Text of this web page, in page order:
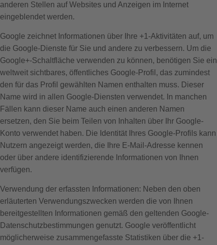
anderen Stellen auf Websites und Anzeigen im Internet
eingeblendet werden.
Google zeichnet Informationen über Ihre +1-Aktivitäten auf, um
die Google-Dienste für Sie und andere zu verbessern. Um die
Google+-Schaltfläche verwenden zu können, benötigen Sie ein
weltweit sichtbares, öffentliches Google-Profil, das zumindest
den für das Profil gewählten Namen enthalten muss. Dieser
Name wird in allen Google-Diensten verwendet. In manchen
Fällen kann dieser Name auch einen anderen Namen
ersetzen, den Sie beim Teilen von Inhalten über Ihr Google-
Konto verwendet haben. Die Identität Ihres Google-Profils kann
Nutzern angezeigt werden, die Ihre E-Mail-Adresse kennen
oder über andere identifizierende Informationen von Ihnen
verfügen.
Verwendung der erfassten Informationen: Neben den oben
erläuterten Verwendungszwecken werden die von Ihnen
bereitgestellten Informationen gemäß den geltenden Google-
Datenschutzbestimmungen genutzt. Google veröffentlicht
möglicherweise zusammengefasste Statistiken über die +1-